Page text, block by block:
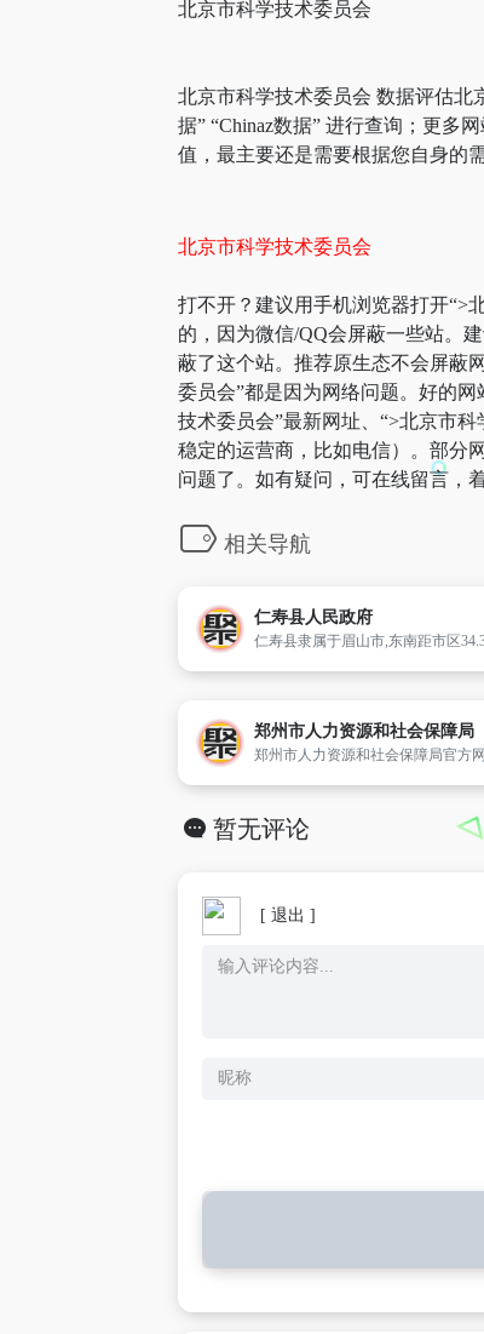
北京市科学技术委员会
北京市科学技术委员会 数据评估北
据” “Chinaz数据” 进行查询；更多
值，最主要还是需要根据您自身的
北京市科学技术委员会
打不开？建议用手机浏览器打开“>
的，因为微信/QQ会屏蔽一些站。
蔽了这个站。推荐原生态不会屏蔽
委员会”都是因为网络问题。好的
技术委员会”最新网址、“>北京市
稳定的运营商，比如电信）。部分
问题了。如有疑问，可在线留言，
相关导航
仁寿县人民政府
郑州市人力资源和社会保障局
郑州市人力资源和社会保障局官方
暂无评论
[ 退出 ]